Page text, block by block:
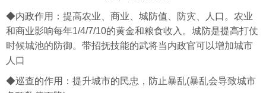
◆内政作用：提高农业、商业、城防值、防灾、人口。农业
和商业影响每年1/4/7/10的黄金和粮食收入。城防是提高打仗
时候城池的防御。带招抚技能的武将当内政官可以增加城市
人口
◆巡查的作用：提升城市的民忠，防止暴乱(暴乱会导致城市